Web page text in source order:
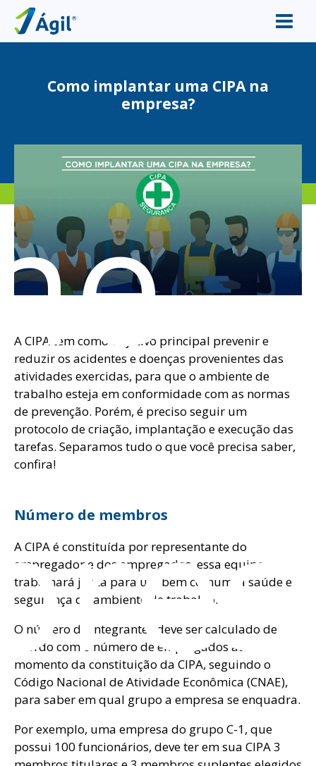
Como implantar uma CIPA na
empresa?
A CIPA tem como objetivo principal prevenir e
reduzir os acidentes e doenças provenientes das
atividades exercidas, para que o ambiente de
trabalho esteja em conformidade com as normas
de prevenção. Porém, é preciso seguir um
protocolo de criação, implantação e execução das
tarefas. Separamos tudo o que você precisa saber,
confira!
Número de membros
A CIPA é constituída por representante do
empregador e dos empregados, essa equipe
trabalhará junta para um bem comum: a saúde e
segurança do ambiente de trabalho.
O número de integrantes deve ser calculado de
acordo com o número de empregados até o
momento da constituição da CIPA, seguindo o
Código Nacional de Atividade Econômica (CNAE),
para saber em qual grupo a empresa se enquadra.
Por exemplo, uma empresa do grupo C-1, que
possui 100 funcionários, deve ter em sua CIPA 3